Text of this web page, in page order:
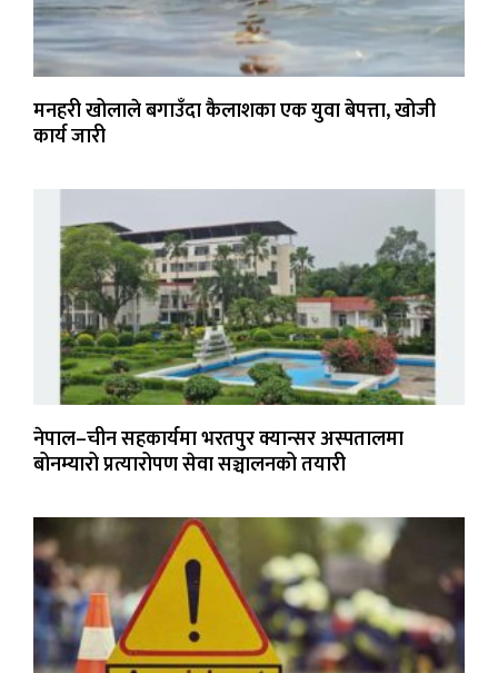
मनहरी खोलाले बगाउँदा कैलाशका एक युवा बेपत्ता, खोजी
कार्य जारी
नेपाल–चीन सहकार्यमा भरतपुर क्यान्सर अस्पतालमा
बोनम्यारो प्रत्यारोपण सेवा सञ्चालनको तयारी